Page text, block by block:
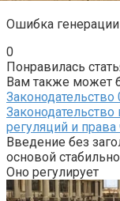
Ошибка генерации
0
Понравилась
Вам также может
Законодательство
регуляций и
Введение без
основой
Оно регулирует